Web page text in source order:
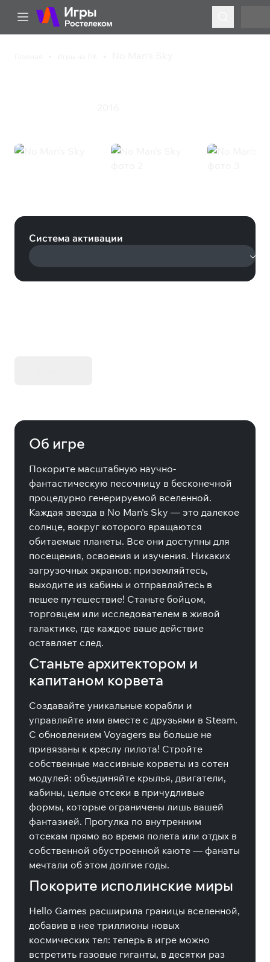
Система активации
Об игре
Покорите масштабную научно-
фантастическую песочницу в бесконечной
процедурно генерируемой вселенной.
Каждая звезда в No Man's Sky — это далекое
солнце, вокруг которого вращаются
обитаемые планеты. Все они доступны для
посещения, освоения и изучения. Никаких
загрузочных экранов: приземляйтесь,
выходите из кабины и отправляйтесь в
пешее путешествие! Станьте бойцом,
торговцем или исследователем в живой
галактике, где каждое ваше действие
оставляет след.
Станьте архитектором и
капитаном корвета
Создавайте уникальные корабли и
управляйте ими вместе с друзьями в Steam.
С обновлением Voyagers вы больше не
привязаны к креслу пилота! Стройте
собственные массивные корветы из сотен
модулей: объединяйте крылья, двигатели,
кабины, целые отсеки в причудливые
формы, которые ограничены лишь вашей
фантазией. Прогулка по внутренним
отсекам прямо во время полета или отдых в
собственной обустроенной каюте — фанаты
мечтали об этом долгие годы.
Покорите исполинские миры
Hello Games расширила границы вселенной,
добавив в нее триллионы новых
космических тел: теперь в игре можно
встретить газовые гиганты, в десятки раз